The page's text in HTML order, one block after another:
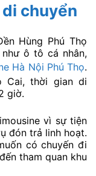
chuyển
Hùng Phú Thọ
ô tô cá nhân,
Hà Nội Phú Thọ.
Cai, thời gian di
giờ.
vì sự tiện
đón trả linh hoạt.
có chuyến đi
tham quan khu